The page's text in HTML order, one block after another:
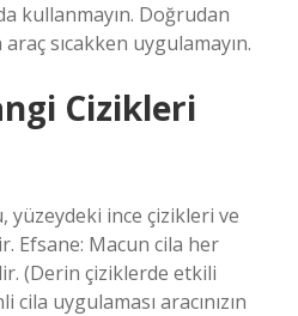
kullanmayın. Doğrudan
araç sıcakken uygulamayın.
Cizikleri
yüzeydeki ince çizikleri ve
Efsane: Macun cila her
(Derin çiziklerde etkili
cila uygulaması aracınızın